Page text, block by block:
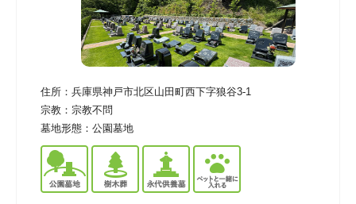
住所： 兵庫県神戸市北区山田町西下字狼谷3-1
宗教： 宗教不問
墓地形態： 公園墓地